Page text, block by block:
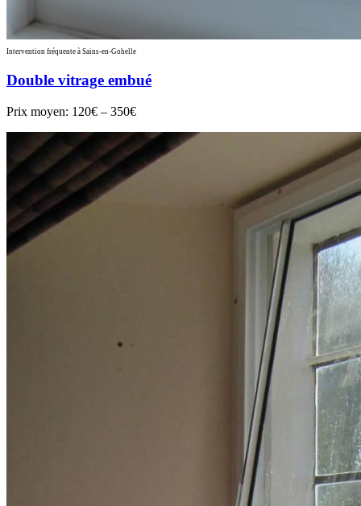
Intervention fréquente à Sains-en-Gohelle
Double vitrage embué
Prix moyen: 120€ – 350€